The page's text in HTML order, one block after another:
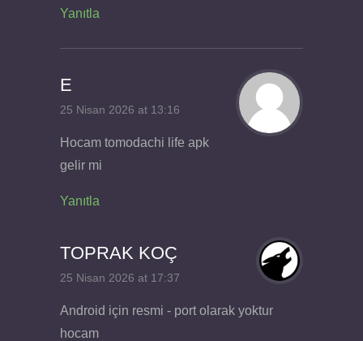
Yanıtla
E
25 Nisan 2026 at 13:16
Hocam tomodachi life apk
gelir mi
Yanıtla
TOPRAK KOÇ
25 Nisan 2026 at 17:37
Android için resmi - port olarak yoktur
hocam